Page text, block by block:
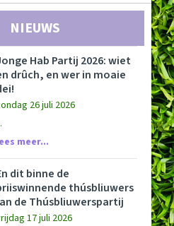
NIEUWS
Hab Partij 2026: wiet
drûch, en wer in moaie
26 juli 2026
meer...
dit binne de
thúsbliuwers
de Thúsbliuwerspartij
17 juli 2026